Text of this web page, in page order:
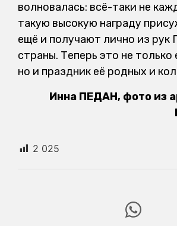
волновалась: всё-таки не
такую высокую награду
ещё и получают лично из рук
страны. Теперь это не только
но и праздник её родных и
Инна ПЕДАН, фото из
2 025